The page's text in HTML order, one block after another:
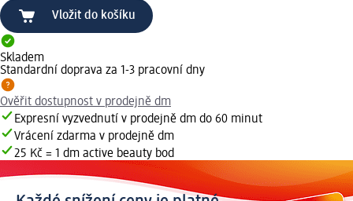
Vložit do košíku
Skladem
Standardní doprava za 1-3 pracovní dny
Ověřit dostupnost v prodejně dm
Expresní vyzvednutí v prodejně dm do 60 minut
Vrácení zdarma v prodejně dm
25 Kč = 1 dm active beauty bod